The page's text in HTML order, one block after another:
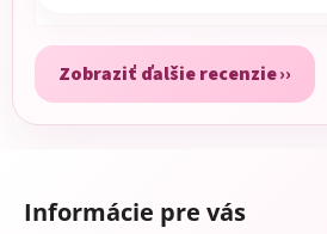
Zobraziť ďalšie recenzie
Informácie pre vás